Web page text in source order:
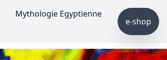
Mythologie Egyptienne
e-shop